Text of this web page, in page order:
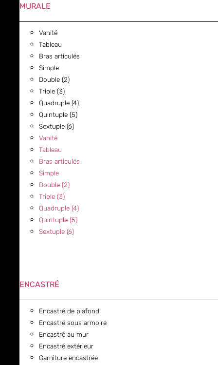
MURALE
Vanité
Tableau
Bras articulés
Simple
Double (2)
Triple (3)
Quadruple (4)
Quintuple (5)
Sextuple (6)
Vanité
Tableau
Bras articulés
Simple
Double (2)
Triple (3)
Quadruple (4)
Quintuple (5)
Sextuple (6)
ENCASTRÉ
Encastré de plafond
Encastré sous armoire
Encastré au mur
Encastré extérieur
Garniture encastrée